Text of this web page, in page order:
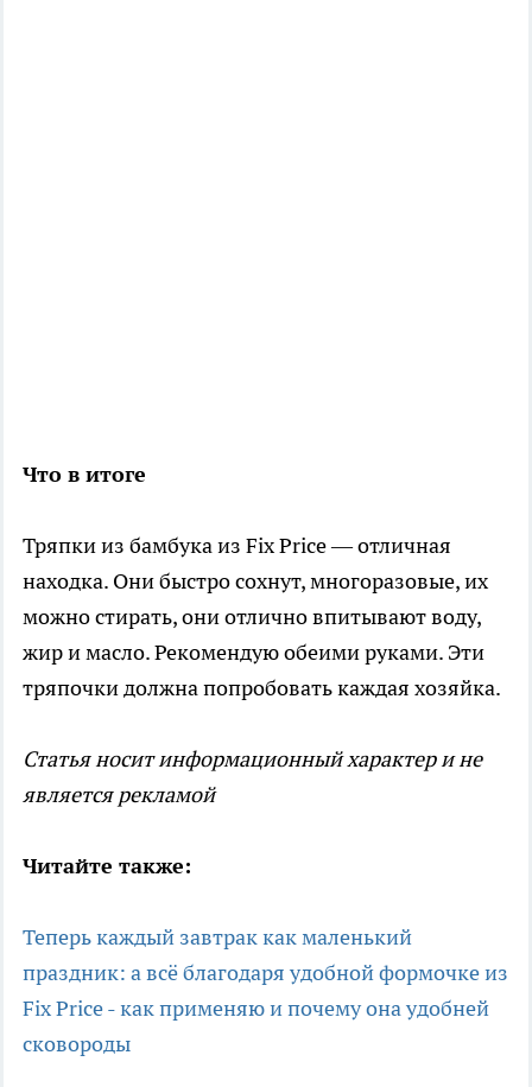
Что в итоге
Тряпки из бамбука из Fix Price — отличная
находка. Они быстро сохнут, многоразовые, их
можно стирать, они отлично впитывают воду,
жир и масло. Рекомендую обеими руками. Эти
тряпочки должна попробовать каждая хозяйка.
Статья носит информационный характер и не
является рекламой
Читайте также:
Теперь каждый завтрак как маленький
праздник: а всё благодаря удобной формочке из
Fix Price - как применяю и почему она удобней
сковороды